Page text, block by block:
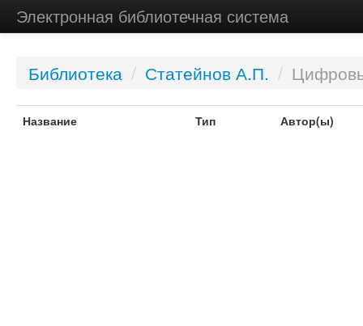
Электронная библиотечная система
Библиотека / Статейнов А.П. /
Название Тип Автор(ы)